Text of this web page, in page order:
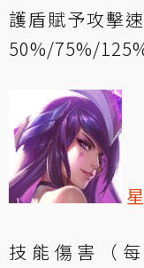
護盾賦予攻擊
50%/75%/
技能傷害（